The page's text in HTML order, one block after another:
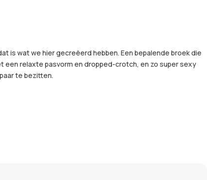
is wat we hier gecreëerd hebben. Een bepalende broek die
relaxte pasvorm en dropped-crotch, en zo super sexy
te bezitten.